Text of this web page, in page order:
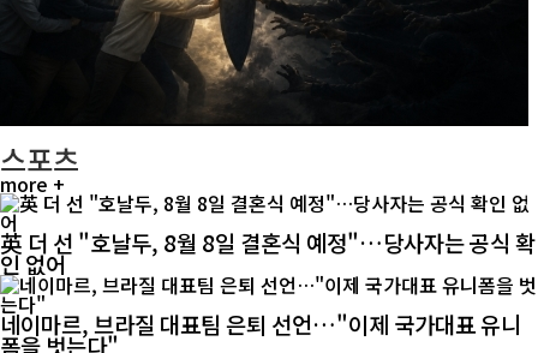
스포츠
more +
英 더 선 "호날두, 8월 8일 결혼식 예정"…당사자는 공식 확
인 없어
네이마르, 브라질 대표팀 은퇴 선언…"이제 국가대표 유니
폼을 벗는다"